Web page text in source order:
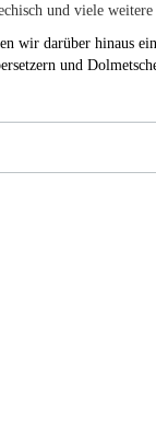
und viele weitere
wir darüber hinaus
und